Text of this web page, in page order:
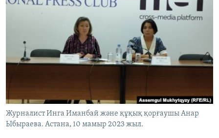
ЖАЗЫЛЫҢЫЗ
Басқа тілдерде
Журналист Инга Иманбай және құқық қорғаушы Анар
Ыбыраева. Астана, 10 мамыр 2023 жыл.